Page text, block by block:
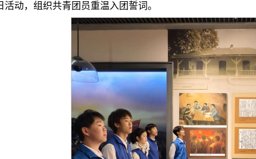
活动，组织共青团员重温入团誓词。